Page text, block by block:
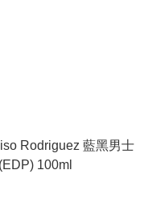
Rodriguez 藍黑男士
100ml